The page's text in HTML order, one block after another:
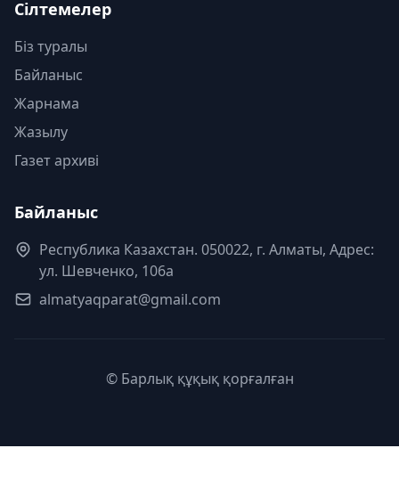
Сілтемелер
Біз туралы
Байланыс
Жарнама
Жазылу
Газет архиві
Байланыс
Республика Казахстан. 050022, г. Алматы, Адрес:
ул. Шевченко, 106а
almatyaqparat@gmail.com
© Барлық құқық қорғалған